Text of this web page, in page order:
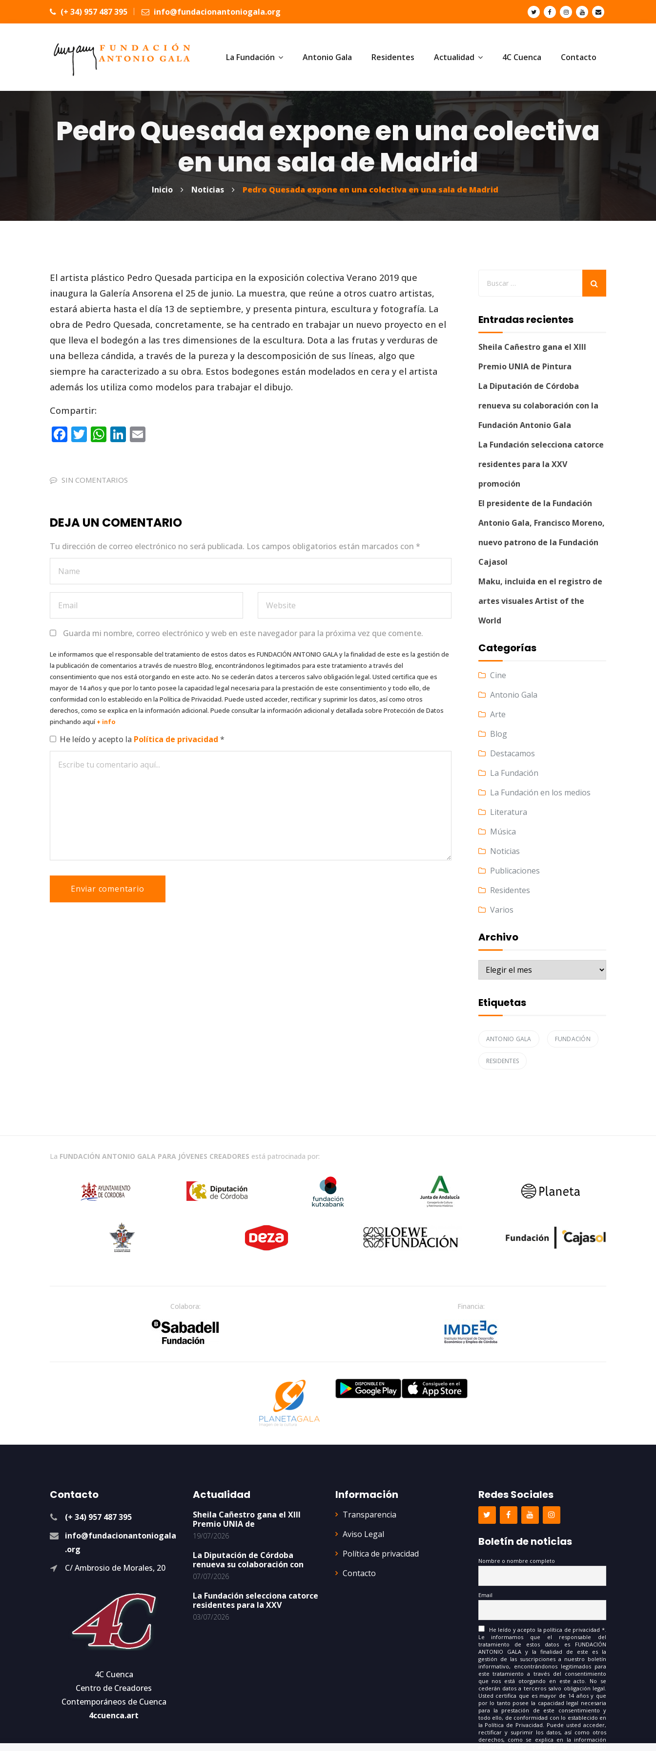
(+ 34) 957 487 395 info@fundacionantoniogala.org
La Fundación Antonio Gala Residentes Actualidad 4C Cuenca Contacto
Pedro Quesada expone en una colectiva
en una sala de Madrid
Inicio Noticias Pedro Quesada expone en una colectiva en una sala de Madrid
El artista plástico Pedro Quesada participa en la exposición colectiva Verano 2019 que
inaugura la Galería Ansorena el 25 de junio. La muestra, que reúne a otros cuatro artistas,
estará abierta hasta el día 13 de septiembre, y presenta pintura, escultura y fotografía. La
obra de Pedro Quesada, concretamente, se ha centrado en trabajar un nuevo proyecto en el
que lleva el bodegón a las tres dimensiones de la escultura. Dota a las frutas y verduras de
una belleza cándida, a través de la pureza y la descomposición de sus líneas, algo que
siempre ha caracterizado a su obra. Estos bodegones están modelados en cera y el artista
además los utiliza como modelos para trabajar el dibujo.
Compartir:
F
e
o
k
T
te
W
ts
p
Li
e
SIN COMENTARIOS
DEJA UN COMENTARIO
Tu dirección de correo electrónico no será publicada. Los campos obligatorios están marcados con *
Guarda mi nombre, correo electrónico y web en este navegador para la próxima vez que comente.
Le informamos que el responsable del tratamiento de estos datos es FUNDACIÓN ANTONIO GALA y la finalidad de este es la gestión de
la publicación de comentarios a través de nuestro Blog, encontrándonos legitimados para este tratamiento a través del
consentimiento que nos está otorgando en este acto. No se cederán datos a terceros salvo obligación legal. Usted certifica que es
mayor de 14 años y que por lo tanto posee la capacidad legal necesaria para la prestación de este consentimiento y todo ello, de
conformidad con lo establecido en la Política de Privacidad. Puede usted acceder, rectificar y suprimir los datos, así como otros
derechos, como se explica en la información adicional. Puede consultar la información adicional y detallada sobre Protección de Datos
pinchando aquí+ info
He leído y acepto la Política de privacidad *
Entradas recientes
Sheila Cañestro gana el XIII
Premio UNIA de Pintura
La Diputación de Córdoba
renueva su colaboración con la
Fundación Antonio Gala
La Fundación selecciona catorce
residentes para la XXV
promoción
El presidente de la Fundación
Antonio Gala, Francisco Moreno,
nuevo patrono de la Fundación
Cajasol
Maku, incluida en el registro de
artes visuales Artist of the
World
Categorías
Cine
Antonio Gala
Arte
Blog
Destacamos
La Fundación
La Fundación en los medios
Literatura
Música
Noticias
Publicaciones
Residentes
Varios
Archivo
Archivo
Etiquetas
ANTONIO GALA FUNDACIÓN
RESIDENTES
La FUNDACIÓN ANTONIO GALA PARA JÓVENES CREADORES está patrocinada por:
Colabora: Financia:
Contacto
(+ 34) 957 487 395
info@fundacionantoniogala
.org
C/ Ambrosio de Morales, 20
4C Cuenca
Centro de Creadores
Contemporáneos de Cuenca
4ccuenca.art
Actualidad
Sheila Cañestro gana el XIII
Premio UNIA de
19/07/2026
La Diputación de Córdoba
renueva su colaboración con
07/07/2026
La Fundación selecciona catorce
residentes para la XXV
03/07/2026
Información
Transparencia
Aviso Legal
Política de privacidad
Contacto
Redes Sociales
Boletín de noticias
Nombre o nombre completo
Email
He leído y acepto la política de privacidad *.
Le informamos que el responsable del
tratamiento de estos datos es FUNDACIÓN
ANTONIO GALA y la finalidad de este es la
gestión de las suscripciones a nuestro boletín
informativo, encontrándonos legitimados para
este tratamiento a través del consentimiento
que nos está otorgando en este acto. No se
cederán datos a terceros salvo obligación legal.
Usted certifica que es mayor de 14 años y que
por lo tanto posee la capacidad legal necesaria
para la prestación de este consentimiento y
todo ello, de conformidad con lo establecido en
la Política de Privacidad. Puede usted acceder,
rectificar y suprimir los datos, así como otros
derechos, como se explica en la información